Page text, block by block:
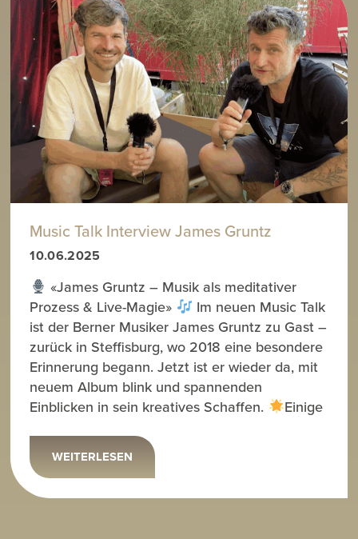
Music Talk Interview James Gruntz
10.06.2025
«James Gruntz – Musik als meditativer
Prozess & Live-Magie»
Im neuen Music Talk
ist der Berner Musiker James Gruntz zu Gast –
zurück in Steffisburg, wo 2018 eine besondere
Erinnerung begann. Jetzt ist er wieder da, mit
neuem Album blink und spannenden
Einblicken in sein kreatives Schaffen.
Einige
WEITERLESEN